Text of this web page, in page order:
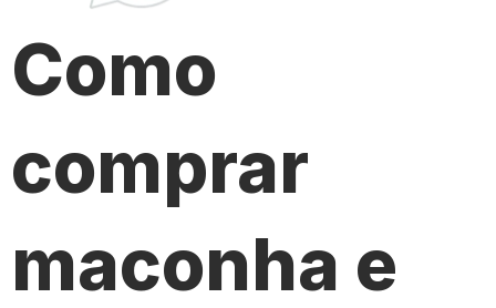
Como
comprar
maconha e